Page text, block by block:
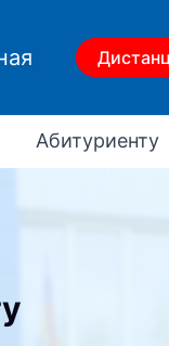
Абитуриенту